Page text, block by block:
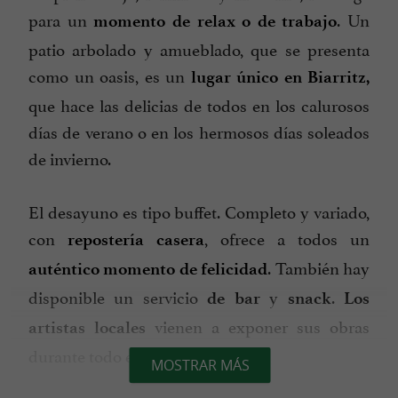
para un momento de relax o de trabajo. Un
patio arbolado y amueblado, que se presenta
como un oasis, es un lugar único en Biarritz,
que hace las delicias de todos en los calurosos
días de verano o en los hermosos días soleados
de invierno.
El desayuno es tipo buffet. Completo y variado,
con
repostería casera, ofrece a todos un
auténtico momento de felicidad. También hay
disponible un servicio de bary snack. Los
artistas locales vienen a exponer sus obras
durante todo el año.MOSTRAR MÁS